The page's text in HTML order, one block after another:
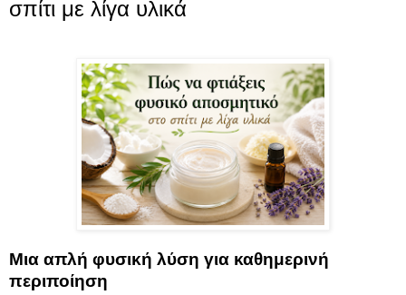
σπίτι με λίγα υλικά
Μια απλή φυσική λύση για καθημερινή
περιποίηση